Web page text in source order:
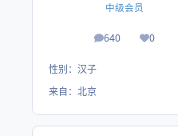
中级会员
640
帖子 0
荣誉积分
性别： 汉子
来自： 北京